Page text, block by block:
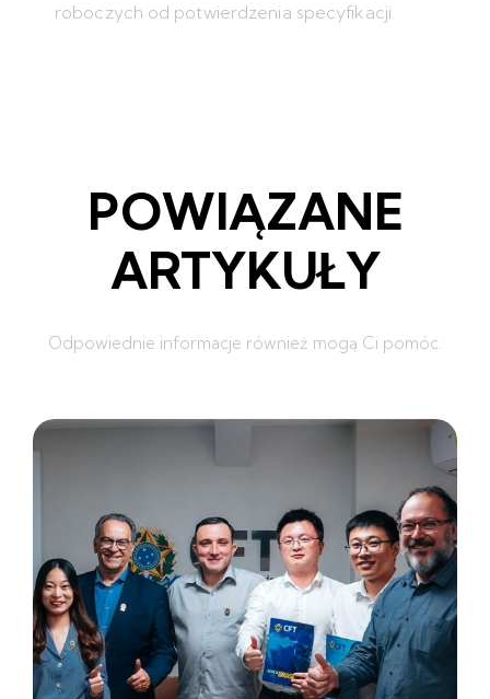
roboczych od potwierdzenia specyfikacji.
POWIĄZANE
ARTYKUŁY
Odpowiednie informacje również mogą Ci pomóc.